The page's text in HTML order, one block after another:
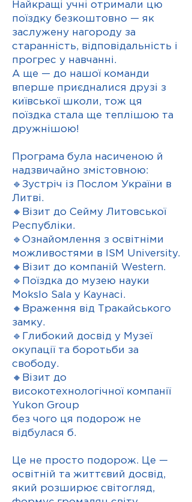
Найкращі учні отримали цю
поїздку безкоштовно — як
заслужену нагороду за
старанність, відповідальність і
прогрес у навчанні.
А ще — до нашої команди
вперше приєдналися друзі з
київської школи, тож ця
поїздка стала ще теплішою та
дружнішою!
Програма була насиченою й
надзвичайно змістовною:
🔹Зустріч із Послом України в
Литві.
🔸Візит до Сейму Литовської
Республіки.
🔹Ознайомлення з освітніми
можливостями в ISM University.
🔸Візит до компаній Western.
🔹Поїздка до музею науки
Mokslo Sala у Каунасі.
🔸Враження від Тракайського
замку.
🔹Глибокий досвід у Музеї
окупації та боротьби за
свободу.
🔸Візит до
високотехнологічної компанії
Yukon Group
без чого ця подорож не
відбулася б.
Це не просто подорож. Це —
освітній та життєвий досвід,
який розширює світогляд,